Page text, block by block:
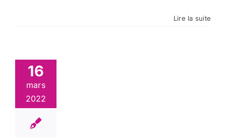
Lire la suite
16
mars
2022